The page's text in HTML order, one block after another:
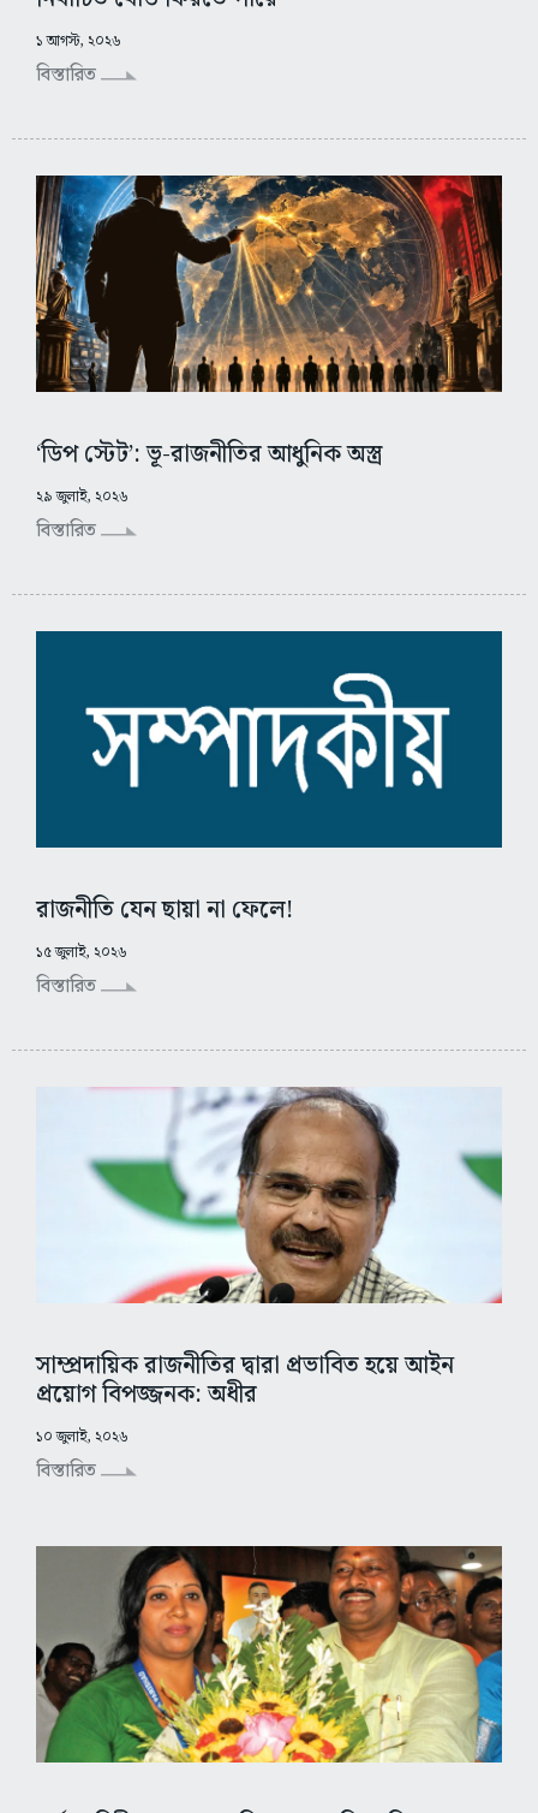
১ আগস্ট, ২০২৬
বিস্তারিত
‘ডিপ স্টেট’: ভূ-রাজনীতির আধুনিক অস্ত্র
২৯ জুলাই, ২০২৬
বিস্তারিত
রাজনীতি যেন ছায়া না ফেলে!
১৫ জুলাই, ২০২৬
বিস্তারিত
সাম্প্রদায়িক রাজনীতির দ্বারা প্রভাবিত হয়ে আইন
প্রয়োগ বিপজ্জনক: অধীর
১০ জুলাই, ২০২৬
বিস্তারিত